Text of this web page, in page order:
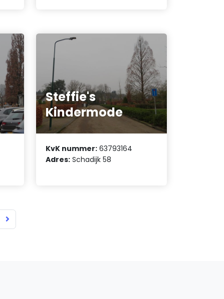
Steffie's
Kindermode
KvK nummer: 63793164
Adres: Schadijk 58